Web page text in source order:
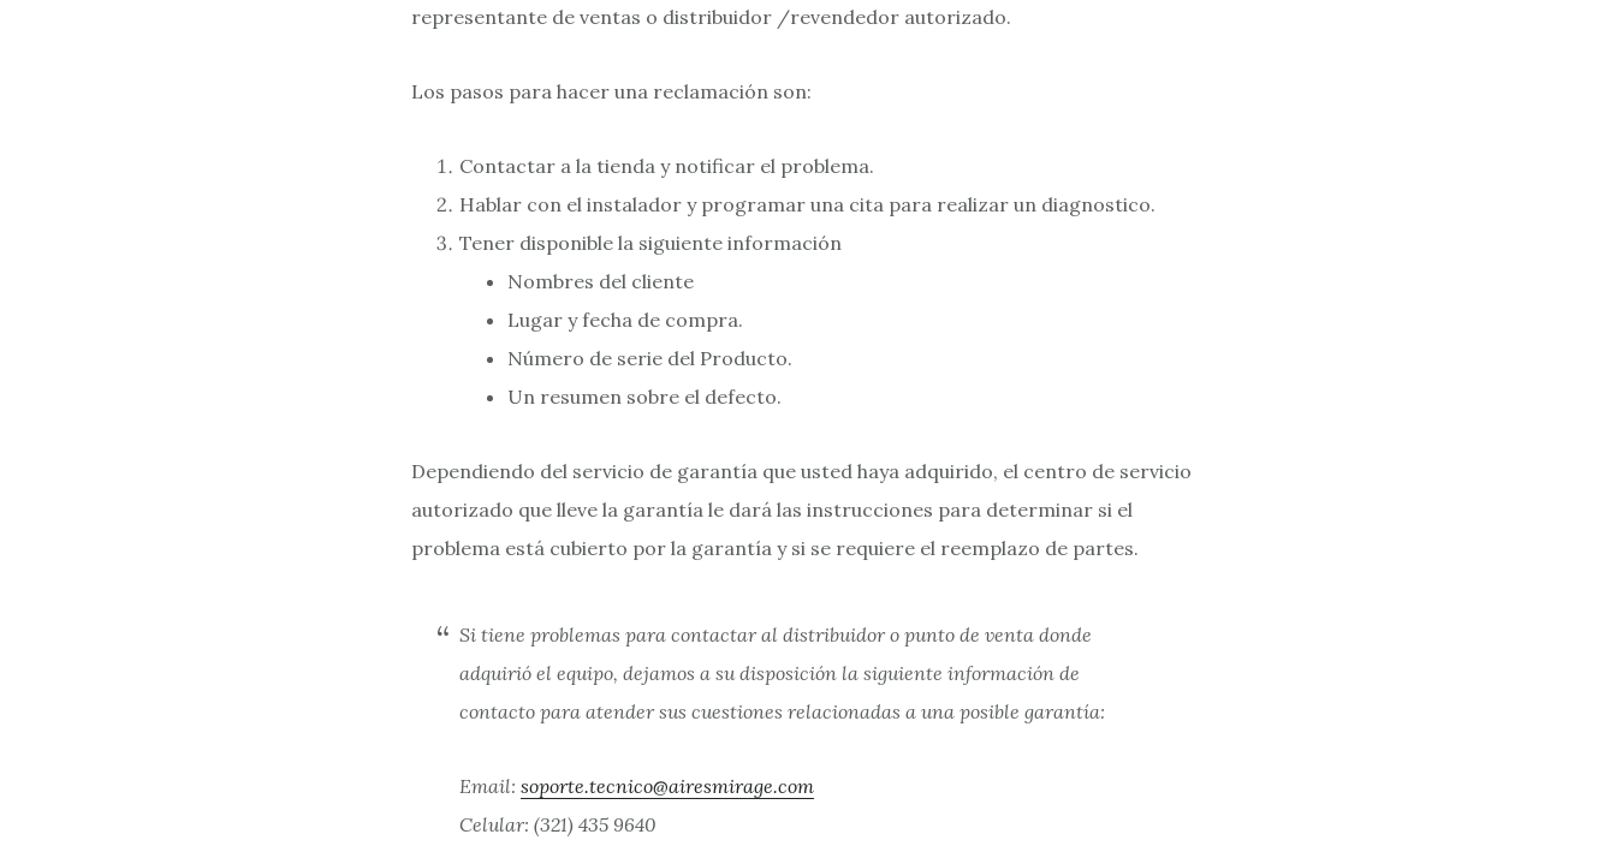
representante de ventas o distribuidor /revendedor autorizado.
Los pasos para hacer una reclamación son:
Contactar a la tienda y notificar el problema.
Hablar con el instalador y programar una cita para realizar un diagnostico.
Tener disponible la siguiente información
Nombres del cliente
Lugar y fecha de compra.
Número de serie del Producto.
Un resumen sobre el defecto.
Dependiendo del servicio de garantía que usted haya adquirido, el centro de servicio
autorizado que lleve la garantía le dará las instrucciones para determinar si el
problema está cubierto por la garantía y si se requiere el reemplazo de partes.
Si tiene problemas para contactar al distribuidor o punto de venta donde
adquirió el equipo, dejamos a su disposición la siguiente información de
contacto para atender sus cuestiones relacionadas a una posible garantía:
Email: soporte.tecnico@airesmirage.com
Celular: (321) 435 9640